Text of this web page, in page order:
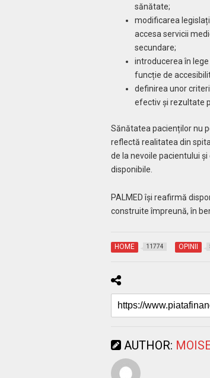
sănătate;
modificarea
accesa servicii
secundare;
introducerea în
funcție de
definirea unor
efectiv și rezultate
Sănătatea pacienților nu
reflectă realitatea din
de la nevoile pacientului
disponibile.
PALMED își reafirmă
construite împreună, în
HOME 11774 OPINII
AUTHOR: